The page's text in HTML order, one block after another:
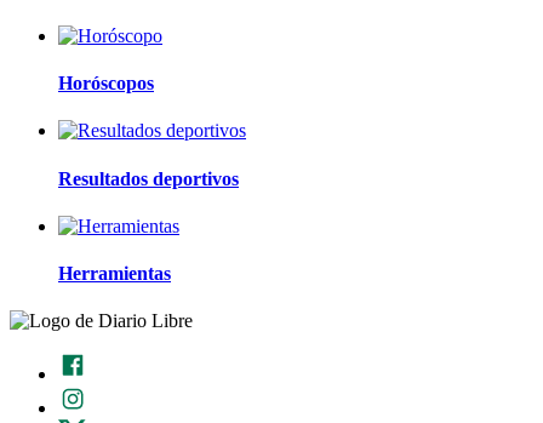
Horóscopos
Resultados deportivos
Herramientas